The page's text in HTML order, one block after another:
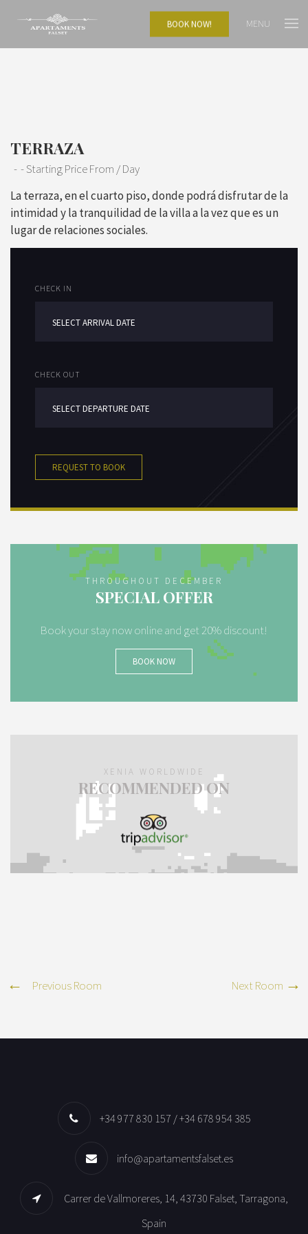
BOOK NOW! MENU
TERRAZA
Starting Price From / Day
La terraza, en el cuarto piso, donde podrá disfrutarde la
intimidad y la tranquilidad de la villaa la vez que es un
lugar de relaciones sociales.
CHECK IN
CHECK OUT
REQUEST TO BOOK
THROUGHOUT DECEMBER
SPECIAL OFFER
Book your stay now online and get 20% discount!
BOOK NOW
XENIA WORLDWIDE
RECOMMENDED ON
Previous Room Next Room
+34 977 830 157 / +34 678 954 385
info@apartamentsfalset.es
Carrer de Vallmoreres, 14, 43730 Falset, Tarragona,
Spain